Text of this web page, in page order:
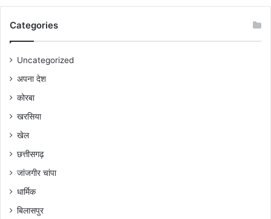
Categories
Uncategorized
अपना देश
कोरबा
खरसिया
खेल
छत्तीसगढ़
जांजगीर चांपा
धार्मिक
बिलासपुर